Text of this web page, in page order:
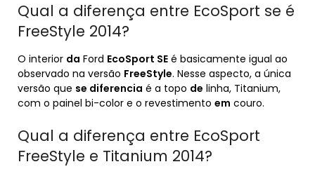
Qual a diferença entre EcoSport se é
FreeStyle 2014?
O interior da Ford EcoSport SE é basicamente igual ao
observado na versão FreeStyle. Nesse aspecto, a única
versão que se diferencia é a topo de linha, Titanium,
com o painel bi-color e o revestimento em couro.
Qual a diferença entre EcoSport
FreeStyle e Titanium 2014?